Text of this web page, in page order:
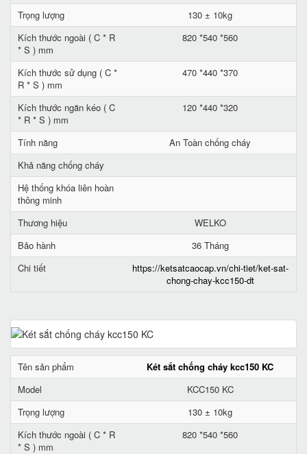
Trọng lượng
130 ± 10kg
Kích thước ngoài ( C * R
* S ) mm
820 *540 *560
Kích thước sử dụng ( C *
R * S ) mm
470 *440 *370
Kích thước ngăn kéo ( C
* R * S ) mm
120 *440 *320
Tính năng
An Toàn chống cháy
Khả năng chống cháy
Hệ thống khóa liên hoàn
thông minh
Thương hiệu
WELKO
Bảo hành
36 Tháng
Chi tiết
https://ketsatcaocap.vn/chi-tiet/ket-sat-
chong-chay-kcc150-dt
Tên sản phẩm
Két sắt chống cháy kcc150 KC
Model
KCC150 KC
Trọng lượng
130 ± 10kg
Kích thước ngoài ( C * R
* S ) mm
820 *540 *560